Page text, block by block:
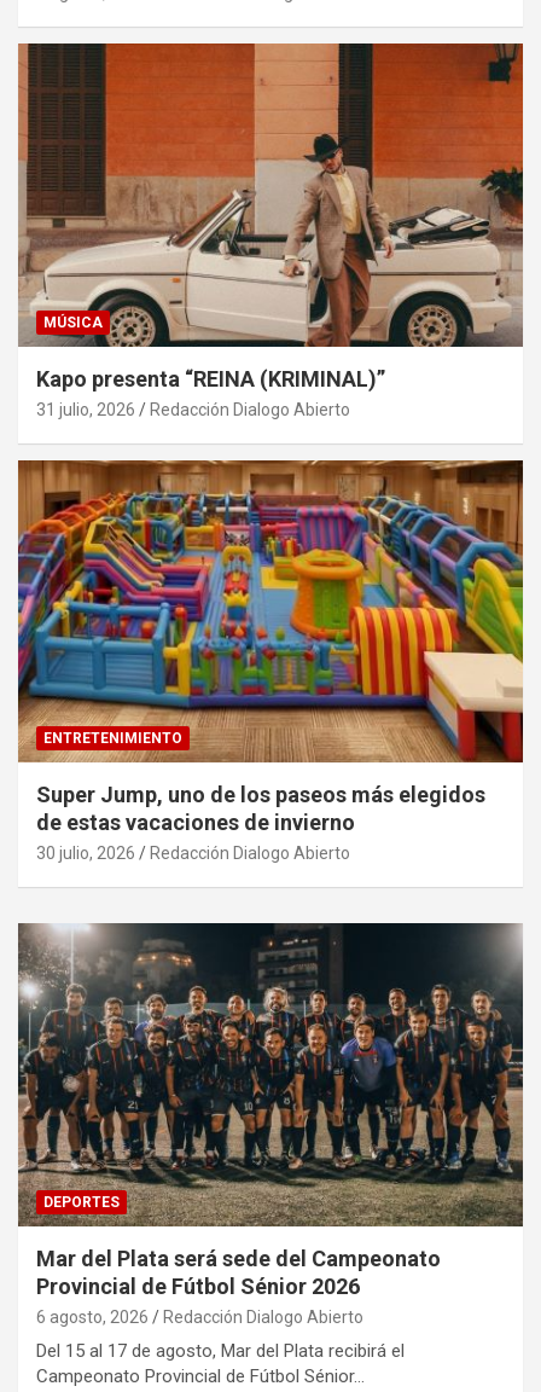
MÚSICA
Kapo presenta “REINA (KRIMINAL)”
31 julio, 2026 Redacción Dialogo Abierto
ENTRETENIMIENTO
Super Jump, uno de los paseos más elegidos
de estas vacaciones de invierno
30 julio, 2026 Redacción Dialogo Abierto
DEPORTES
Mar del Plata será sede del Campeonato
Provincial de Fútbol Sénior 2026
6 agosto, 2026 Redacción Dialogo Abierto
Del 15 al 17 de agosto, Mar del Plata recibirá el
Campeonato Provincial de Fútbol Sénior…